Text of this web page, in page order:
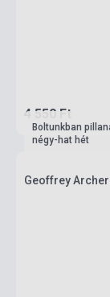
4 550 Ft
Boltunkban
négy-hat hét
Geoffrey